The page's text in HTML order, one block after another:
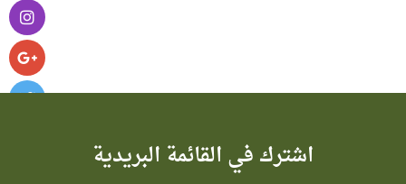
اشترك في القائمة البريدية